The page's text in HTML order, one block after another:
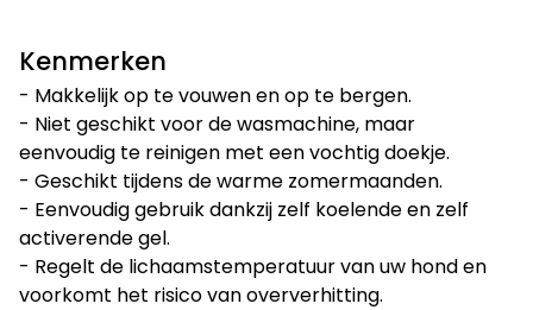
Kenmerken
- Makkelijk op te vouwen en op te bergen.
- Niet geschikt voor de wasmachine, maar
eenvoudig te reinigen met een vochtig doekje.
- Geschikt tijdens de warme zomermaanden.
- Eenvoudig gebruik dankzij zelf koelende en zelf
activerende gel.
- Regelt de lichaamstemperatuur van uw hond en
voorkomt het risico van oververhitting.